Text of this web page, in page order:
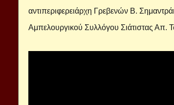
αντιπεριφερειάρχη Γρεβενών Β.
Αμπελουργικού Συλλόγου Σιάτιστας Απ.